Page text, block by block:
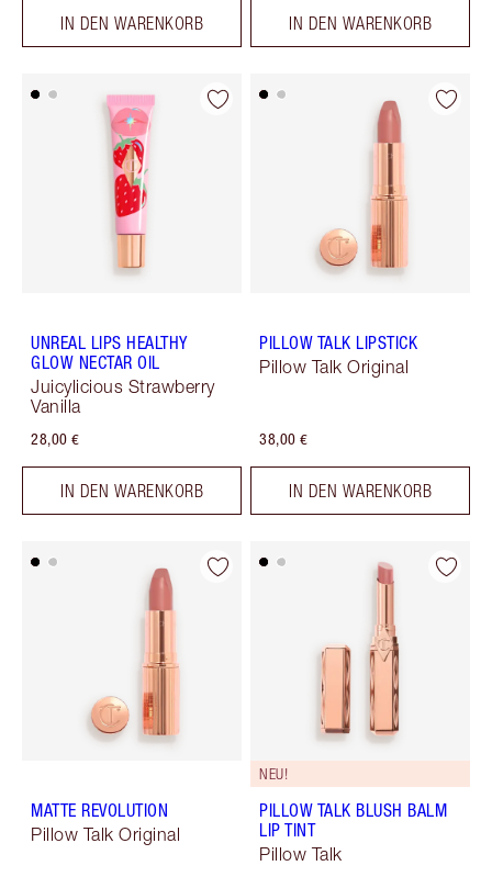
IN DEN WARENKORB IN DEN WARENKORB
UNREAL LIPS HEALTHY
GLOW NECTAR OIL
Juicylicious Strawberry
Vanilla
28,00 €
IN DEN WARENKORB
PILLOW TALK LIPSTICK
Pillow Talk Original
38,00 €
IN DEN WARENKORB
MATTE REVOLUTION
Pillow Talk Original
NEU!
PILLOW TALK BLUSH BALM
LIP TINT
Pillow Talk